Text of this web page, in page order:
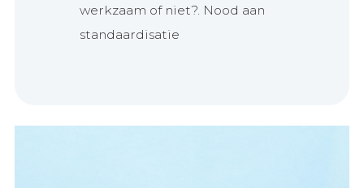
werkzaam of niet?. Nood aan
standaardisatie